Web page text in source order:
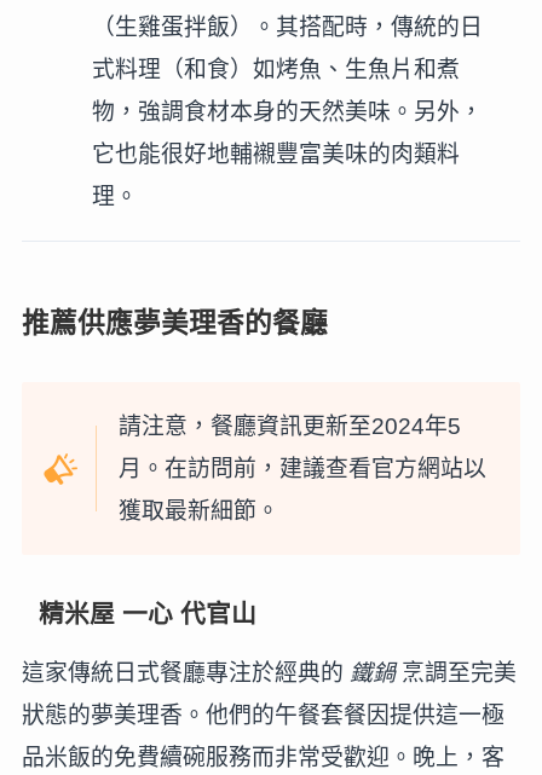
（生雞蛋拌飯）。其搭配時，傳統的日
式料理（和食）如烤魚、生魚片和煮
物，強調食材本身的天然美味。另外，
它也能很好地輔襯豐富美味的肉類料
理。
推薦供應夢美理香的餐廳
請注意，餐廳資訊更新至2024年5
月。在訪問前，建議查看官方網站以
獲取最新細節。
精米屋 一心 代官山
這家傳統日式餐廳專注於經典的 鐵鍋烹調至完美
狀態的夢美理香。他們的午餐套餐因提供這一極
品米飯的免費續碗服務而非常受歡迎。晚上，客